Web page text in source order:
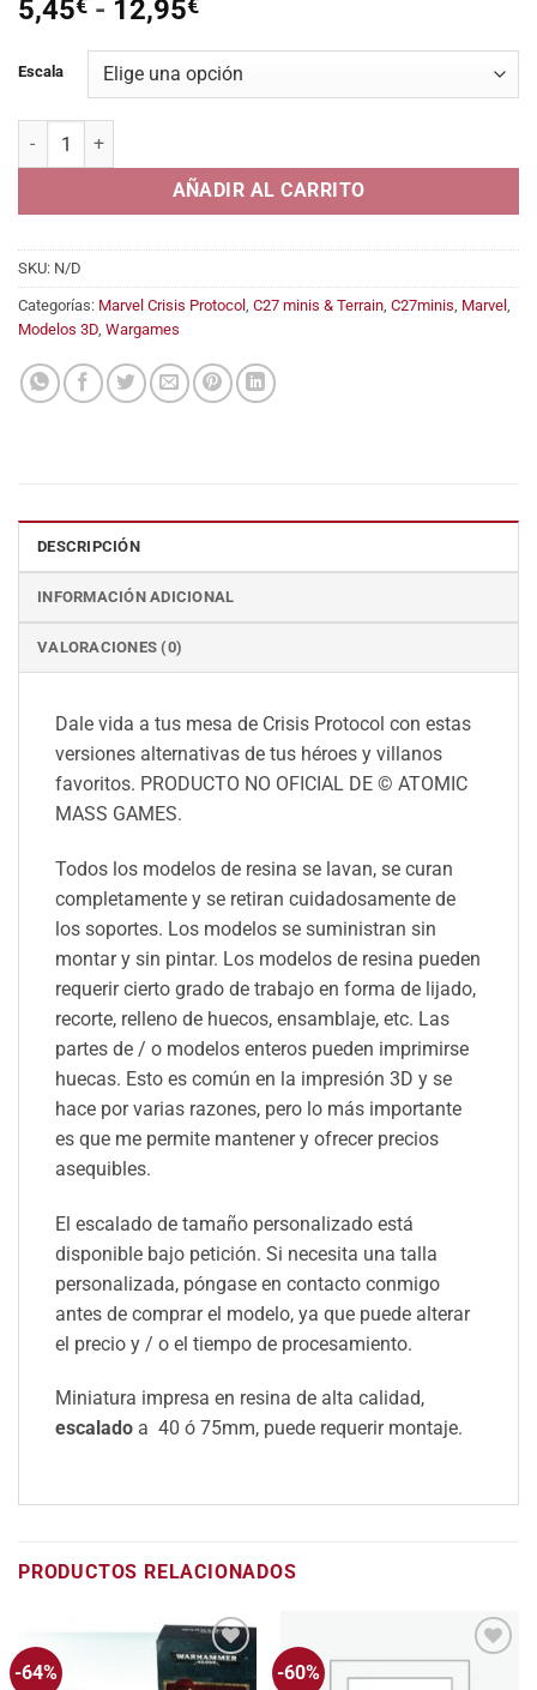
5,45€ - 12,95€Rango
precios:
desde
12,95€
Escala
Lady Hiss (Viper) cantidad
AÑADIR AL CARRITO
SKU: N/D
Categorías: Marvel Crisis Protocol , C27 minis & Terrain, C27minis, Marvel ,
Modelos 3D, Wargames
DESCRIPCIÓN
INFORMACIÓN ADICIONAL
VALORACIONES (0)
Dale vida a tus mesa de Crisis Protocol con estas
versiones alternativas de tus héroes y villanos
favoritos. PRODUCTO NO OFICIAL DE © ATOMIC
MASS GAMES.
Todos los modelos de resina se lavan, se curan
completamente y se retiran cuidadosamente de
los soportes. Los modelos se suministran sin
montar y sin pintar. Los modelos de resina pueden
requerir cierto grado de trabajo en forma de lijado,
recorte, relleno de huecos, ensamblaje, etc. Las
partes de / o modelos enteros pueden imprimirse
huecas. Esto es común en la impresión 3D y se
hace por varias razones, pero lo más importante
es que me permite mantener y ofrecer precios
asequibles.
El escalado de tamaño personalizado está
disponible bajo petición. Si necesita una talla
personalizada, póngase en contacto conmigo
antes de comprar el modelo, ya que puede alterar
el precio y / o el tiempo de procesamiento.
Miniatura impresa en resina de alta calidad,
escalado a 40 ó 75mm, puede requerir montaje.
PRODUCTOS RELACIONADOS
-64%
Añadir
-60%